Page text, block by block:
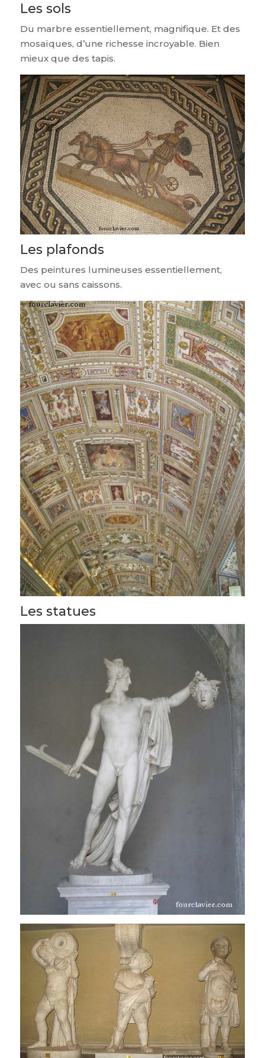
Les sols
Du marbre essentiellement, magnifique. Et des
mosaïques, d’une richesse incroyable. Bien
mieux que des tapis.
Les plafonds
Des peintures lumineuses essentiellement,
avec ou sans caissons.
Les statues